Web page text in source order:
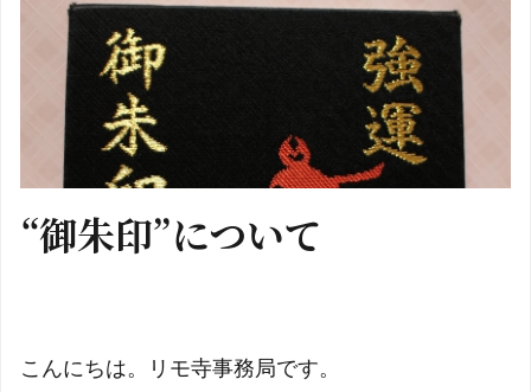
“御朱印”について
こんにちは。リモ寺事務局です。